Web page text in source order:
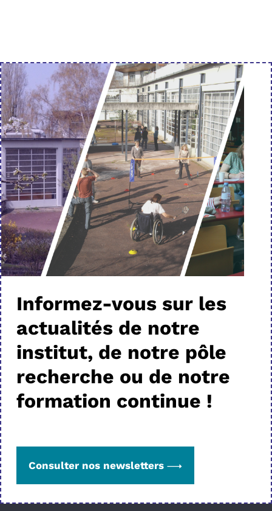
Informez-vous sur les
actualités de notre
institut, de notre pôle
recherche ou de notre
formation continue !
Consulter nos newsletters